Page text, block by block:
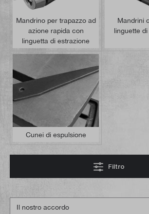
Mandrino per trapazzo ad
azione rapida con
linguetta di estrazione
Mandrini
linguette
Cunei di espulsione
Filtro